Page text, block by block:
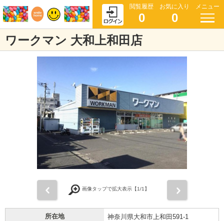
閲覧履歴
0
お気に入り
0
メニュー
ワークマン 大和上和田店
画像タップで拡大表示【1/1】
所在地 神奈川県大和市上和田591-1